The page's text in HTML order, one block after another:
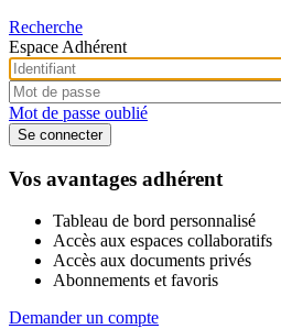
Recherche
Espace Adhérent
Mot de passe oublié
Vos avantages adhérent
Tableau de bord personnalisé
Accès aux espaces collaboratifs
Accès aux documents privés
Abonnements et favoris
Demander un compte